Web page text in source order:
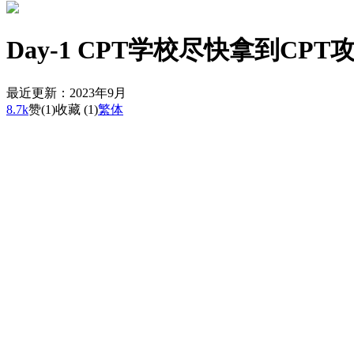
Day-1 CPT学校尽快拿到CPT
最近更新：2023年9月
8.7k赞(1)收藏 (1)繁体